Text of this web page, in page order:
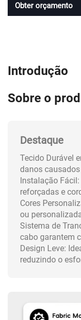
Obter orçamento
Introdução
Sobre o
Destaque
Tecido Durável
danos
Instalação
reforçadas e
Cores
ou
Sistema de
cabo garantem
Design Leve:
reduzindo o